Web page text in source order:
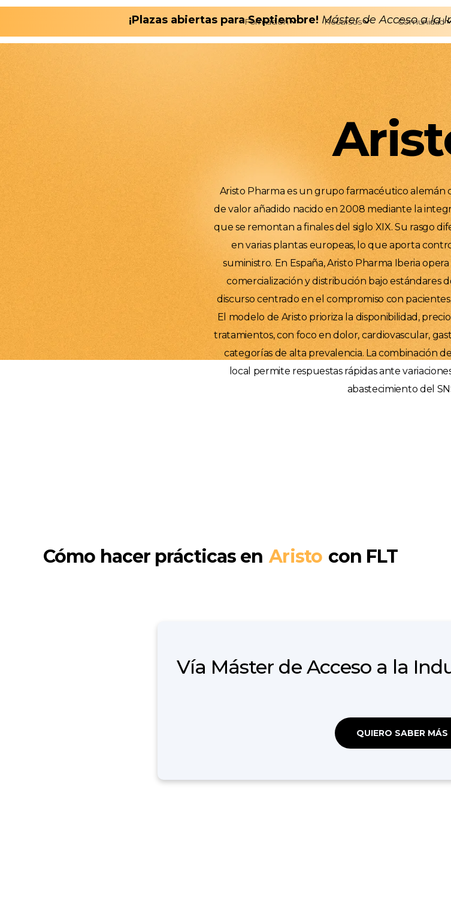
¡Plazas abiertas para Septiembre! Máster de Acceso a la
Formación Recursos Comunidad
Aristo Pharma es un grupo farmacéutico alemán
de valor añadido nacido en 2008 mediante la
que se remontan a finales del siglo XIX. Su rasgo
en varias plantas europeas, lo que aporta
suministro. En España, Aristo Pharma Iberia
comercialización y distribución bajo estándares
discurso centrado en el compromiso con
El modelo de Aristo prioriza la disponibilidad,
tratamientos, con foco en dolor, cardiovascular,
categorías de alta prevalencia. La combinación
local permite respuestas rápidas ante
abastecimiento del
Ubicación:
Cómo hacer prácticas en Aristo con FLT
Vía Máster de Acceso a la
QUIERO SABER MÁS